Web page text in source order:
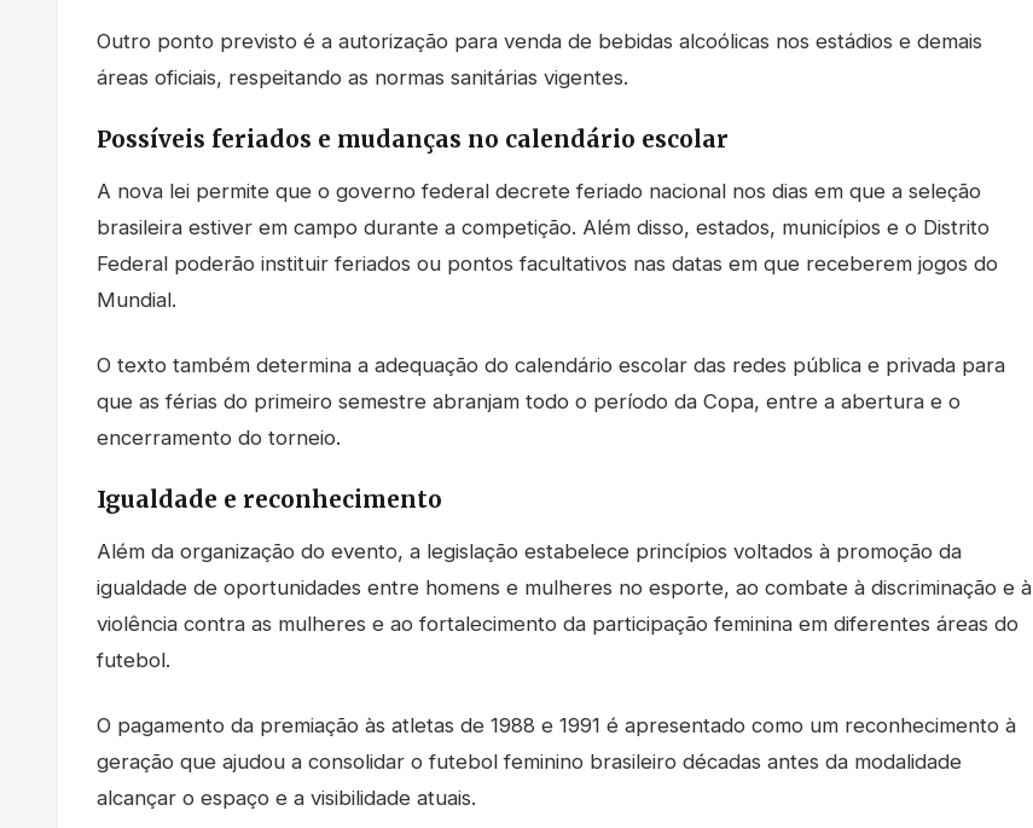
Outro ponto previsto é a autorização para venda de bebidas alcoólicas nos estádios e demais
áreas oficiais, respeitando as normas sanitárias vigentes.
Possíveis feriados e mudanças no calendário escolar
A nova lei permite que o governo federal decrete feriado nacional nos dias em que a seleção
brasileira estiver em campo durante a competição. Além disso, estados, municípios e o Distrito
Federal poderão instituir feriados ou pontos facultativos nas datas em que receberem jogos do
Mundial.
O texto também determina a adequação do calendário escolar das redes pública e privada para
que as férias do primeiro semestre abranjam todo o período da Copa, entre a abertura e o
encerramento do torneio.
Igualdade e reconhecimento
Além da organização do evento, a legislação estabelece princípios voltados à promoção da
igualdade de oportunidades entre homens e mulheres no esporte, ao combate à discriminação e à
violência contra as mulheres e ao fortalecimento da participação feminina em diferentes áreas do
futebol.
O pagamento da premiação às atletas de 1988 e 1991 é apresentado como um reconhecimento à
geração que ajudou a consolidar o futebol feminino brasileiro décadas antes da modalidade
alcançar o espaço e a visibilidade atuais.